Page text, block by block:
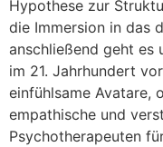
Hypothese zur
die Immersion in das
anschließend geht es
im 21. Jahrhundert
einfühlsame Avatare,
empathische und
Psychotherapeuten